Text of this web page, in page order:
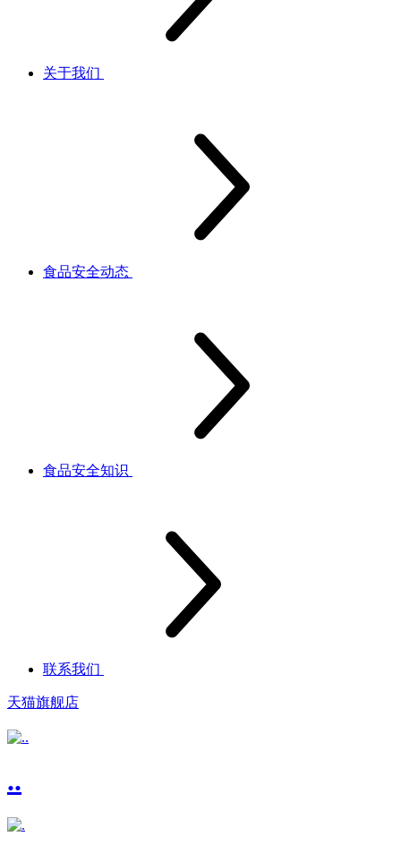
关于我们
食品安全动态
食品安全知识
联系我们
天猫旗舰店
..